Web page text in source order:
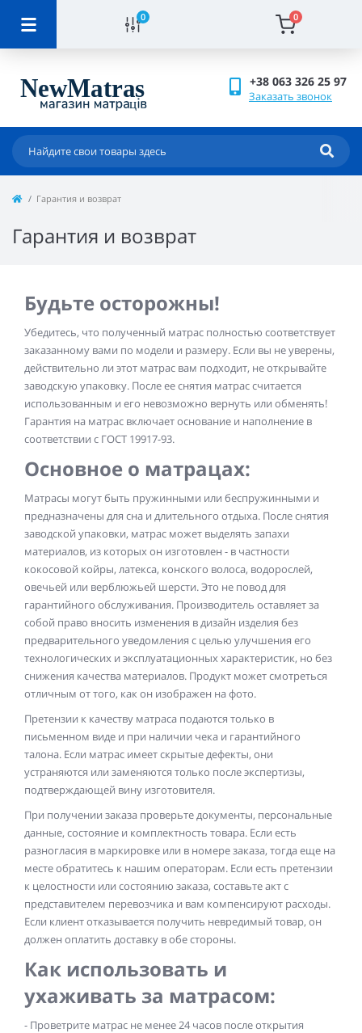
0 0
+38 063 326 25 97
Заказать звонок
Гарантия и возврат
Гарантия и возврат
Будьте осторожны!
Убедитесь, что полученный матрас полностью соответствует
заказанному вами по модели и размеру. Если вы не уверены,
действительно ли этот матрас вам подходит, не открывайте
заводскую упаковку. После ее снятия матрас считается
использованным и его невозможно вернуть или обменять!
Гарантия на матрас включает основание и наполнение в
соответствии с ГОСТ 19917-93.
Основное о матрацах:
Матрасы могут быть пружинными или беспружинными и
предназначены для сна и длительного отдыха. После снятия
заводской упаковки, матрас может выделять запахи
материалов, из которых он изготовлен - в частности
кокосовой койры, латекса, конского волоса, водорослей,
овечьей или верблюжьей шерсти. Это не повод для
гарантийного обслуживания. Производитель оставляет за
собой право вносить изменения в дизайн изделия без
предварительного уведомления с целью улучшения его
технологических и эксплуатационных характеристик, но без
снижения качества материалов. Продукт может смотреться
отличным от того, как он изображен на фото.
Претензии к качеству матраса подаются только в
письменном виде и при наличии чека и гарантийного
талона. Если матрас имеет скрытые дефекты, они
устраняются или заменяются только после экспертизы,
подтверждающей вину изготовителя.
При получении заказа проверьте документы, персональные
данные, состояние и комплектность товара. Если есть
разногласия в маркировке или в номере заказа, тогда еще на
месте обратитесь к нашим операторам. Если есть претензии
к целостности или состоянию заказа, составьте акт с
представителем перевозчика и вам компенсируют расходы.
Если клиент отказывается получить невредимый товар, он
должен оплатить доставку в обе стороны.
Как использовать и
ухаживать за матрасом:
- Проветрите матрас не менее 24 часов после открытия